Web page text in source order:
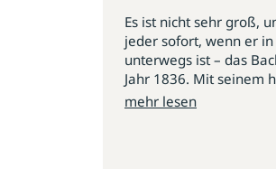
Es ist nicht sehr groß,
jeder sofort, wenn er
unterwegs ist – das
Jahr 1836. Mit seinem
mehr lesen